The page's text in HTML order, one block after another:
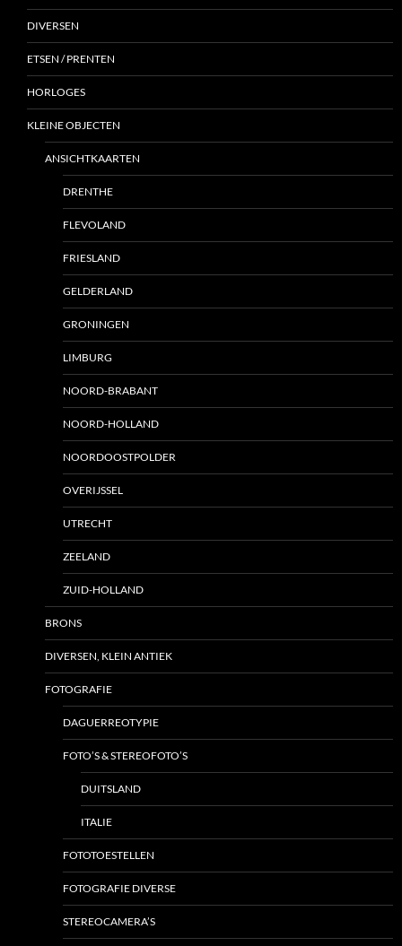
DIVERSEN
ETSEN / PRENTEN
HORLOGES
KLEINE OBJECTEN
ANSICHTKAARTEN
DRENTHE
FLEVOLAND
FRIESLAND
GELDERLAND
GRONINGEN
LIMBURG
NOORD-BRABANT
NOORD-HOLLAND
NOORDOOSTPOLDER
OVERIJSSEL
UTRECHT
ZEELAND
ZUID-HOLLAND
BRONS
DIVERSEN, KLEIN ANTIEK
FOTOGRAFIE
DAGUERREOTYPIE
FOTO’S & STEREOFOTO’S
DUITSLAND
ITALIE
FOTOTOESTELLEN
FOTOGRAFIE DIVERSE
STEREOCAMERA’S